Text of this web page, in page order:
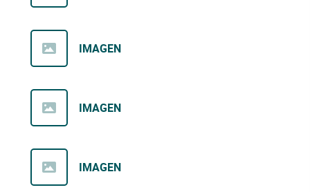
IMAGEN
IMAGEN
IMAGEN